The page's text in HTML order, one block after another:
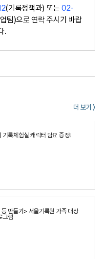
(기록정책과) 또는 02-
팀)으로 연락 주시기 바랍
.
더 보기 〉
기록체험실 캐릭터 담요 증정!
만들기> 서울기록원 가족 대상
그램